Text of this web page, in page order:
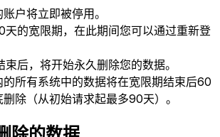
户将立即被停用。
天的宽限期，在此期间您可以通过重新登
后，将开始永久删除您的数据。
所有系统中的数据将在宽限期结束后60
除（从初始请求起最多90天）。